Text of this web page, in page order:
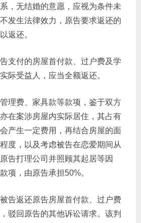
，无结婚的意愿，应视为条件未
发生法律效力，原告要求返还的
返还。
支付的房屋首付款、过户费及学
际受益人，应当全额返还。
理费、家具款等款项，鉴于双方
在案涉房屋内实际居住，其占有
产生一定费用，再结合房屋的面
度，以及考虑被告在恋爱期间从
告打理公司并照顾其起居等因
项，由原告承担50%。
告返还原告房屋首付款、过户费
驳回原告的其他诉讼请求。该判